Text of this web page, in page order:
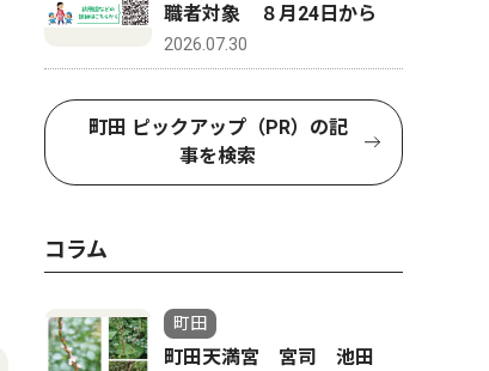
職者対象 ８月24日から
2026.07.30
町田 ピックアップ（PR）の記
事を検索
コラム
町田
町田天満宮 宮司 池田